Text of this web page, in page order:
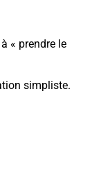
« prendre le
simpliste.